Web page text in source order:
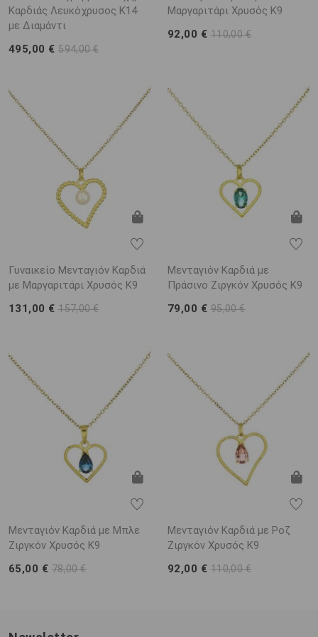
Καρδιάς Λευκόχρυσος K14
με Διαμάντι
495,00 €594,00 €
Μαργαριτάρι Χρυσός K9
92,00 € 110,00 €
Γυναικείο Μενταγιόν Καρδιά
με Μαργαριτάρι Χρυσός K9
131,00 €157,00 €
Μενταγιόν Καρδιά με
Πράσινο Ζιργκόν Χρυσός K9
79,00 € 95,00 €
Μενταγιόν Καρδιά με Μπλε
Ζιργκόν Χρυσός K9
65,00 € 78,00 €
Μενταγιόν Καρδιά με Ροζ
Ζιργκόν Χρυσός K9
92,00 € 110,00 €